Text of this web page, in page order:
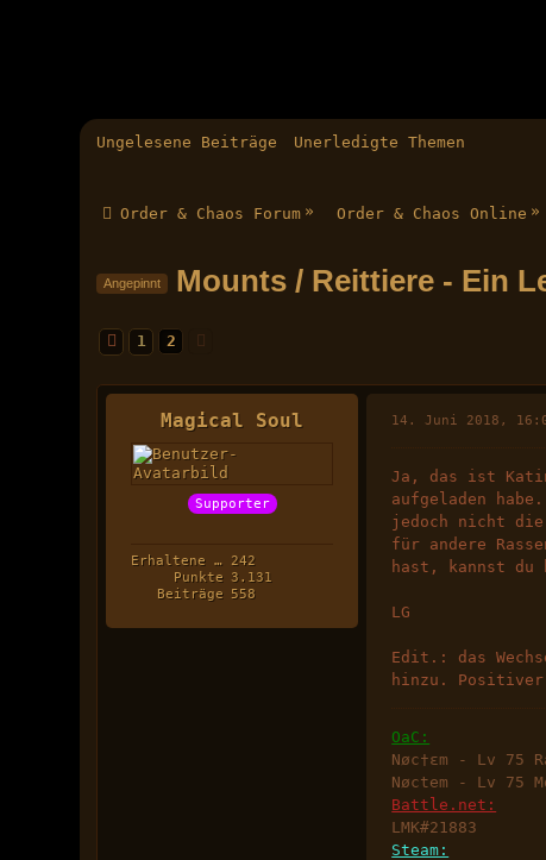
Ungelesene Beiträge Unerledigte Themen
Order & Chaos Forum » Order & Chaos Online »
Angepinnt Mounts / Reittiere - Ein
1 2
Magical Soul
Supporter
Erhaltene Likes
242
Punkte 3.131
Beiträge 558
14. Juni 2018,
Ja, das ist
aufgeladen
jedoch nicht die
für andere
hast, kannst du
LG
Edit.: das
hinzu. Positiver
OaC:
Nøc†εm - Lv 75
Nøctem - Lv 75
Battle.net:
LMK#21883
Steam: